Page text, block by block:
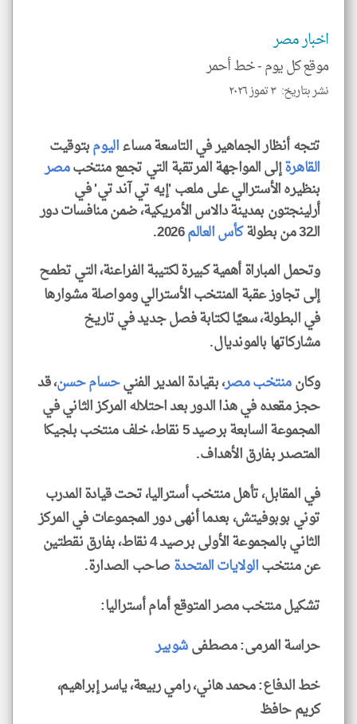
اخبار مصر
موقع كل يوم -خط أحمر
نشر بتاريخ: ٣ تموز ٢٠٢٦
تتجه أنظار الجماهير في التاسعة مساءاليومبتوقيت
القاهرةإلى المواجهة المرتقبة التي تجمع منتخبمصر
بنظيره الأسترالي على ملعب 'إيه تي آند تي' في
أرلينجتون بمدينة دالاس الأمريكية، ضمن منافسات دور
الـ32 من بطولة
كأس العالم2026.
وتحمل المباراة أهمية كبيرة لكتيبة الفراعنة، التي تطمح
إلى تجاوز عقبة المنتخب الأسترالي ومواصلة مشوارها
في البطولة، سعيًا لكتابة فصل جديد في تاريخ
مشاركاتها بالمونديال.
وكانمنتخب مصر، بقيادة المدير الفنيحسام حسن، قد
حجز مقعده في هذا الدور بعد احتلاله المركز الثاني في
المجموعة السابعة برصيد 5 نقاط، خلف منتخب بلجيكا
المتصدر بفارق الأهداف.
في المقابل، تأهل منتخب أستراليا، تحت قيادة المدرب
توني بوبوفيتش، بعدما أنهى دور المجموعات في المركز
الثاني بالمجموعة الأولى برصيد 4 نقاط، بفارق نقطتين
عن منتخبالولايات المتحدةصاحب الصدارة.
تشكيل منتخب مصر المتوقع أمام أستراليا:
حراسة المرمى: مصطفىشوبير
خط الدفاع: محمد هاني، رامي ربيعة، ياسر إبراهيم،
كريم حافظ